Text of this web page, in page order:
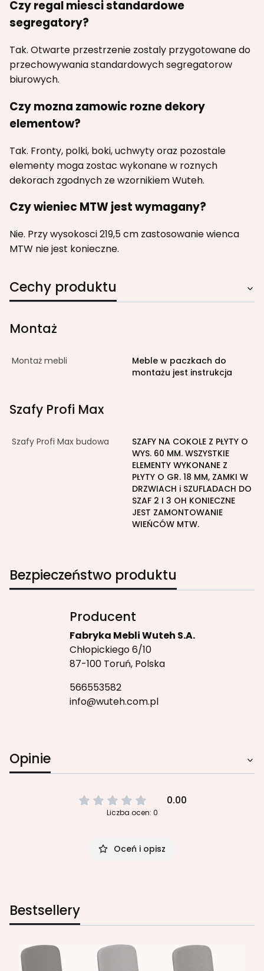
Czy regal miesci standardowe
segregatory?
Tak. Otwarte przestrzenie zostaly przygotowane do
przechowywania standardowych segregatorow
biurowych.
Czy mozna zamowic rozne dekory
elementow?
Tak. Fronty, polki, boki, uchwyty oraz pozostale
elementy moga zostac wykonane w roznych
dekorach zgodnych ze wzornikiem Wuteh.
Czy wieniec MTW jest wymagany?
Nie. Przy wysokosci 219,5 cm zastosowanie wienca
MTW nie jest konieczne.
Cechy produktu
Montaż
Montaż mebli
Meble w paczkach do
montażu jest instrukcja
Szafy Profi Max
Szafy Profi Max budowa
SZAFY NA COKOLE Z PŁYTY O
WYS. 60 MM. WSZYSTKIE
ELEMENTY WYKONANE Z
PŁYTY O GR. 18 MM, ZAMKI W
DRZWIACH i SZUFLADACH DO
SZAF 2 I 3 OH KONIECZNE
JEST ZAMONTOWANIE
WIEŃCÓW MTW.
Bezpieczeństwo produktu
Producent
Fabryka Mebli Wuteh S.A.
Chłopickiego 6/10
87-100 Toruń, Polska
566553582
info@wuteh.com.pl
Opinie
0.00
Liczba ocen: 0
Oceń i opisz
Bestsellery